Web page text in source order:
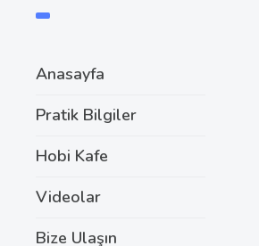
Anasayfa
Pratik Bilgiler
Hobi Kafe
Videolar
Bize Ulaşın